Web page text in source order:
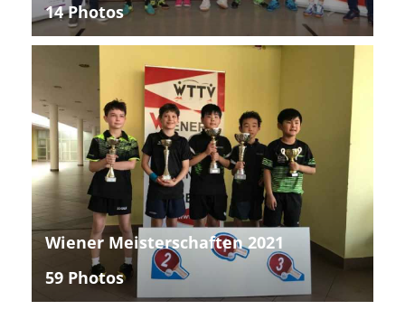
14 Photos
Wiener Meisterschaften 2021
59 Photos